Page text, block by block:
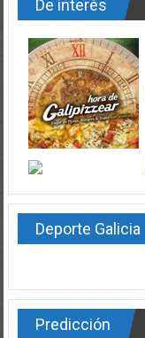
De interés
Deporte Galicia
Predicción